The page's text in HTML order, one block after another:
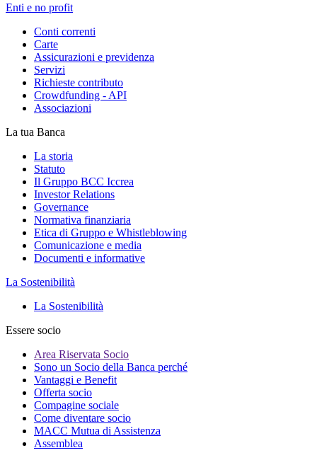
Enti e no profit
Conti correnti
Carte
Assicurazioni e previdenza
Servizi
Richieste contributo
Crowdfunding - API
Associazioni
La tua Banca
La storia
Statuto
Il Gruppo BCC Iccrea
Investor Relations
Governance
Normativa finanziaria
Etica di Gruppo e Whistleblowing
Comunicazione e media
Documenti e informative
La Sostenibilità
La Sostenibilità
Essere socio
Area Riservata Socio
Sono un Socio della Banca perché
Vantaggi e Benefit
Offerta socio
Compagine sociale
Come diventare socio
MACC Mutua di Assistenza
Assemblea